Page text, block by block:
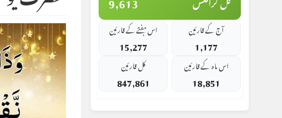
آج کے قارئین
1,177
اس ہفتے کے قارئین
15,277
اس ماہ کے قارئین
18,851
کل قارئین
847,861